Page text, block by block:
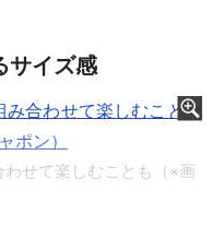
サイズ感
わせて楽しむことも（※画